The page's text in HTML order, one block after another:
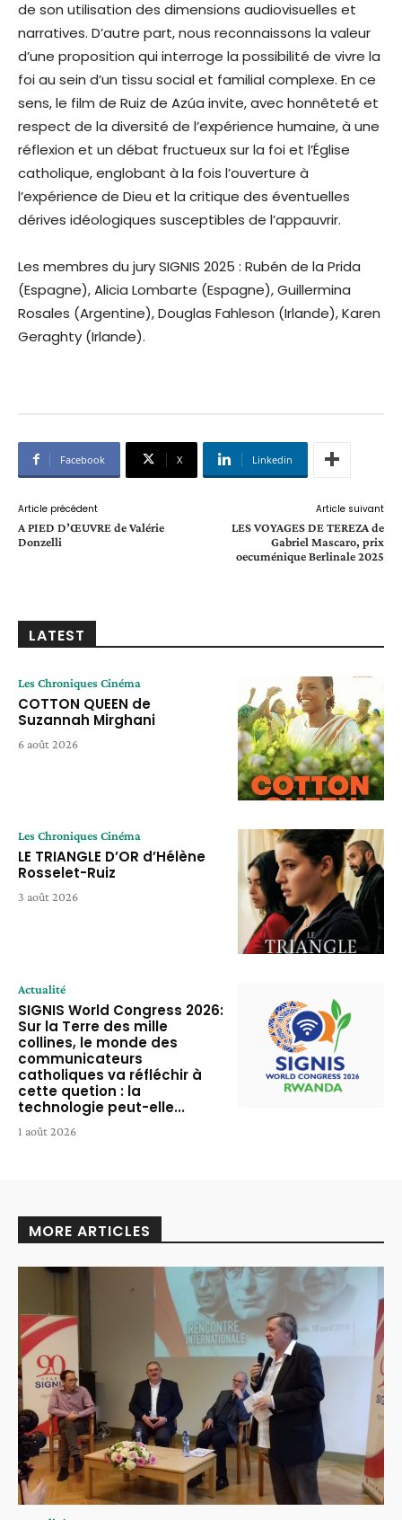
de son utilisation des dimensions audiovisuelles et
narratives. D’autre part, nous reconnaissons la valeur
d’une proposition qui interroge la possibilité de vivre la
foi au sein d’un tissu social et familial complexe. En ce
sens, le film de Ruiz de Azúa invite, avec honnêteté et
respect de la diversité de l’expérience humaine, à une
réflexion et un débat fructueux sur la foi et l’Église
catholique, englobant à la fois l’ouverture à
l’expérience de Dieu et la critique des éventuelles
dérives idéologiques susceptibles de l’appauvrir.
Les membres du jury SIGNIS 2025 : Rubén de la Prida
(Espagne), Alicia Lombarte (Espagne), Guillermina
Rosales (Argentine), Douglas Fahleson (Irlande), Karen
Geraghty (Irlande).
Facebook X Linkedin
Article précédent
A PIED D’ŒUVRE de Valérie
Donzelli
Article suivant
LES VOYAGES DE TEREZA de
Gabriel Mascaro, prix
oecuménique Berlinale 2025
LATEST
Les Chroniques Cinéma
COTTON QUEEN de
Suzannah Mirghani
6 août 2026
Les Chroniques Cinéma
LE TRIANGLE D’OR d’Hélène
Rosselet-Ruiz
3 août 2026
Actualité
SIGNIS World Congress 2026:
Sur la Terre des mille
collines, le monde des
communicateurs
catholiques va réfléchir à
cette quetion : la
technologie peut-elle...
1 août 2026
MORE ARTICLES